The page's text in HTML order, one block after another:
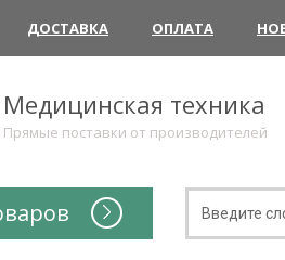
ДОСТАВКА ОПЛАТА
Медицинская техника
Прямые поставки от производителей